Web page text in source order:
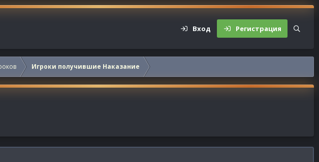
Вход Регистрация
Игроки получившие Наказание